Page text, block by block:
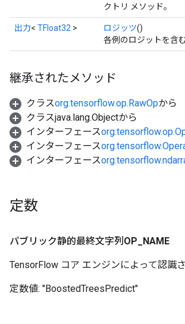
クトリ メソッド。
出力< TFloat32 > ロジッツ()
各例のロジットを含
継承されたメソッド
クラスorg.tensorflow.op.RawOpから
クラスjava.lang.Objectから
インターフェース
インターフェース
インターフェース
定数
パブリック静的最終文字列OP NAME
TensorFlow コア エンジンによって認識
定数値: "BoostedTreesPredict"